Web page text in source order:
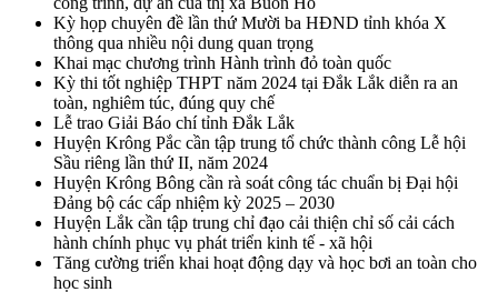
Kỳ họp chuyên đề lần thứ Mười ba HĐND tỉnh khóa X
thông qua nhiều nội dung quan trọng
Khai mạc chương trình Hành trình đỏ toàn quốc
Kỳ thi tốt nghiệp THPT năm 2024 tại Đắk Lắk diễn ra an
toàn, nghiêm túc, đúng quy chế
Lễ trao Giải Báo chí tỉnh Đắk Lắk
Huyện Krông Pắc cần tập trung tổ chức thành công Lễ hội
Sầu riêng lần thứ II, năm 2024
Huyện Krông Bông cần rà soát công tác chuẩn bị Đại hội
Đảng bộ các cấp nhiệm kỳ 2025 – 2030
Huyện Lắk cần tập trung chỉ đạo cải thiện chỉ số cải cách
hành chính phục vụ phát triển kinh tế - xã hội
Tăng cường triển khai hoạt động dạy và học bơi an toàn cho
học sinh